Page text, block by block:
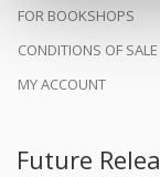
FOR BOOKSHOPS
CONDITIONS OF SALE
MY ACCOUNT
Future